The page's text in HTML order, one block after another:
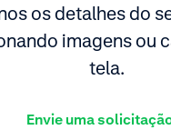
os detalhes do
imagens ou
tela.
Envie uma